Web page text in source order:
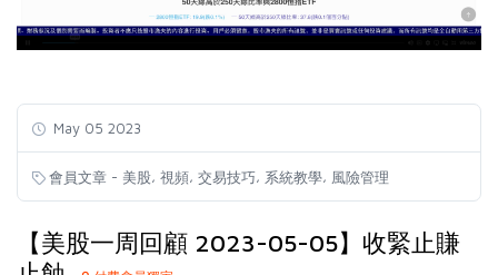
May 05 2023
會員文章 - 美股, 視頻, 交易技巧, 系統教學, 風險管理
【美股一周回顧 2023-05-05】收緊止賺